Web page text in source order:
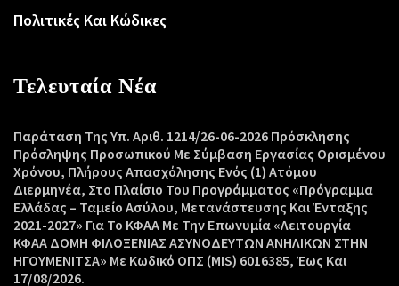
Πολιτικές Και Κώδικες
Τελευταία Νέα
Παράταση Της Υπ. Αριθ. 1214/26-06-2026 Πρόσκλησης
Πρόσληψης Προσωπικού Με Σύμβαση Εργασίας Ορισμένου
Χρόνου, Πλήρους Απασχόλησης Ενός (1) Ατόμου
Διερμηνέα, Στο Πλαίσιο Του Προγράμματος «Πρόγραμμα
Ελλάδας – Ταμείο Ασύλου, Μετανάστευσης Και Ένταξης
2021-2027» Για Το ΚΦΑΑ Με Την Επωνυμία «Λειτουργία
ΚΦΑΑ ΔΟΜΗ ΦΙΛΟΞΕΝΙΑΣ ΑΣΥΝΟΔΕΥΤΩΝ ΑΝΗΛΙΚΩΝ ΣΤΗΝ
ΗΓΟΥΜΕΝΙΤΣΑ» Με Κωδικό ΟΠΣ (MIS) 6016385, Έως Και
17/08/2026.